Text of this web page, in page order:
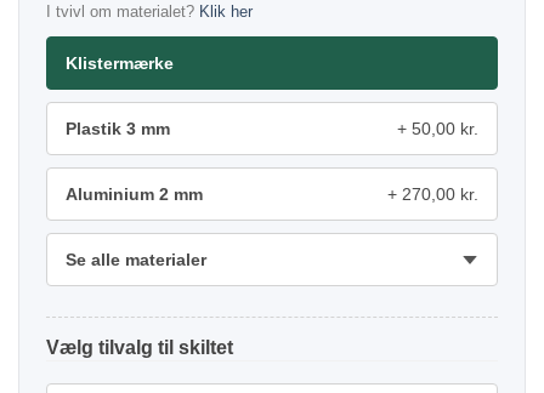
I tvivl om materialet? Klik her
Klistermærke
Plastik 3 mm 50,00 kr.
Aluminium 2 mm 270,00 kr.
Se alle materialer
tilvalg